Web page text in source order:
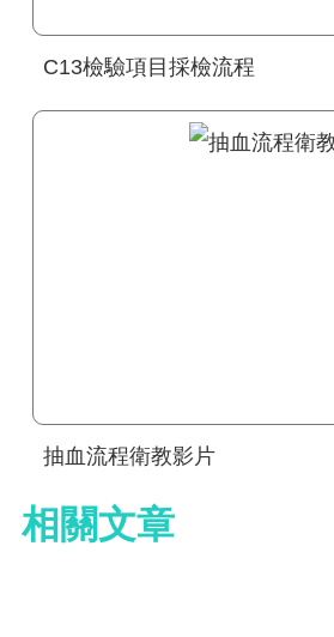
C13檢驗項目採檢流程
抽血流程衛教影片
相關文章